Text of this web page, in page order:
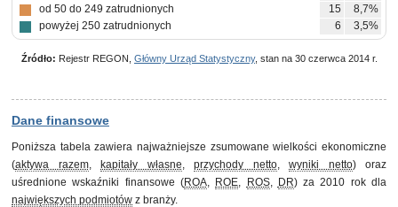
od 50 do 249 zatrudnionych
15
8,7%
powyżej 250 zatrudnionych
6 3,5%
Źródło: Rejestr REGON, Główny Urząd Statystyczny, stan na 30 czerwca 2014 r.
Dane finansowe
Poniższa tabela zawiera najważniejsze zsumowane wielkości ekonomiczne
(aktywa razem, kapitały własne, przychody netto, wyniki netto) oraz
uśrednione wskaźniki finansowe (ROA, ROE, ROS, DR) za 2010 rok dla
największych podmiotów z branży.